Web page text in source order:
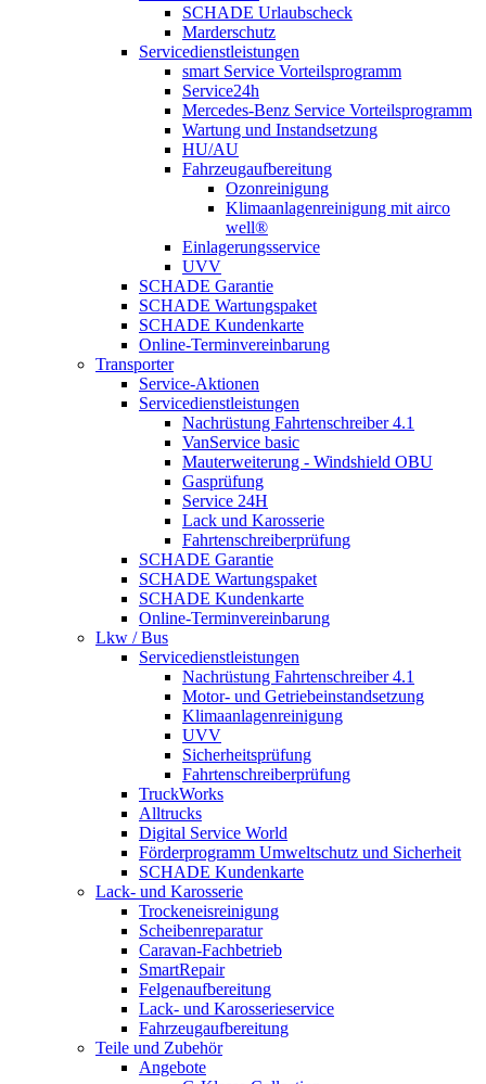
SCHADE Urlaubscheck
Marderschutz
Servicedienstleistungen
smart Service Vorteilsprogramm
Service24h
Mercedes-Benz Service Vorteilsprogramm
Wartung und Instandsetzung
HU/AU
Fahrzeugaufbereitung
Ozonreinigung
Klimaanlagenreinigung mit airco
well®
Einlagerungsservice
UVV
SCHADE Garantie
SCHADE Wartungspaket
SCHADE Kundenkarte
Online-Terminvereinbarung
Transporter
Service-Aktionen
Servicedienstleistungen
Nachrüstung Fahrtenschreiber 4.1
VanService basic
Mauterweiterung - Windshield OBU
Gasprüfung
Service 24H
Lack und Karosserie
Fahrtenschreiberprüfung
SCHADE Garantie
SCHADE Wartungspaket
SCHADE Kundenkarte
Online-Terminvereinbarung
Lkw / Bus
Servicedienstleistungen
Nachrüstung Fahrtenschreiber 4.1
Motor- und Getriebeinstandsetzung
Klimaanlagenreinigung
UVV
Sicherheitsprüfung
Fahrtenschreiberprüfung
TruckWorks
Alltrucks
Digital Service World
Förderprogramm Umweltschutz und Sicherheit
SCHADE Kundenkarte
Lack- und Karosserie
Trockeneisreinigung
Scheibenreparatur
Caravan-Fachbetrieb
SmartRepair
Felgenaufbereitung
Lack- und Karosserieservice
Fahrzeugaufbereitung
Teile und Zubehör
Angebote